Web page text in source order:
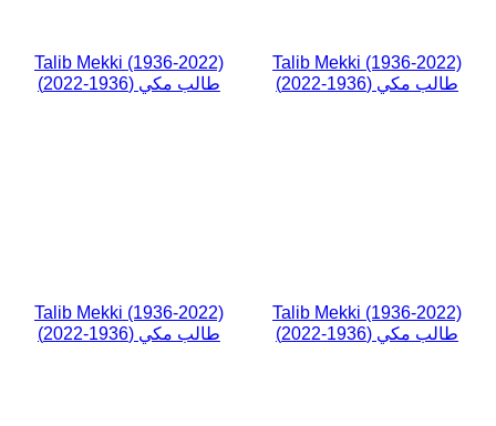
Talib Mekki (1936-2022)
طالب مكي (1936-2022)
Talib Mekki (1936-2022)
طالب مكي (1936-2022)
Talib Mekki (1936-2022)
طالب مكي (1936-2022)
Talib Mekki (1936-2022)
طالب مكي (1936-2022)